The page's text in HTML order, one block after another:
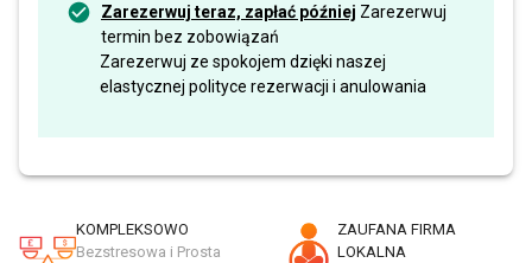
Zarezerwuj teraz, zapłać później Zarezerwuj
termin bez zobowiązań
Zarezerwuj ze spokojem dzięki naszej
elastycznej polityce rezerwacji i anulowania
KOMPLEKSOWO
Bezstresowa i Prosta
ZAUFANA FIRMA
LOKALNA